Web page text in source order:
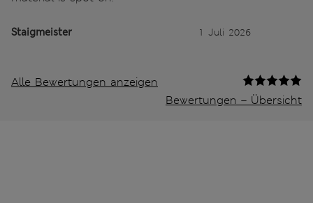
Staigmeister 1 Juli 2026
Alle Bewertungen anzeigen
Bewertungen – Übersicht